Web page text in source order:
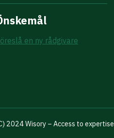
en ny rådgivare
2024 Wisory – Access to expertise